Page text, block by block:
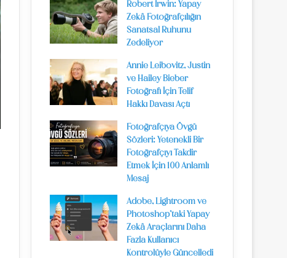
Robert Irwin: Yapay
Zekâ Fotoğrafçılığın
Sanatsal Ruhunu
Zedeliyor
Annie Leibovitz, Justin
ve Hailey Bieber
Fotoğrafı İçin Telif
Hakkı Davası Açtı
Fotoğrafçıya Övgü
Sözleri: Yetenekli Bir
Fotoğrafçıyı Takdir
Etmek İçin 100 Anlamlı
Mesaj
Adobe, Lightroom ve
Photoshop’taki Yapay
Zekâ Araçlarını Daha
Fazla Kullanıcı
Kontrolüyle Güncelledi